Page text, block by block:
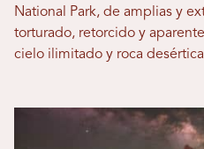
National Park, de amplias y
torturado, retorcido y
cielo ilimitado y roca